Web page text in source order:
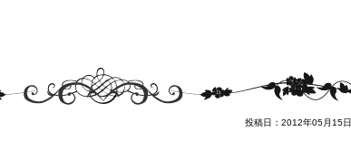
投稿日：2012年05月15日